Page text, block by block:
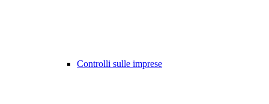
Controlli sulle imprese